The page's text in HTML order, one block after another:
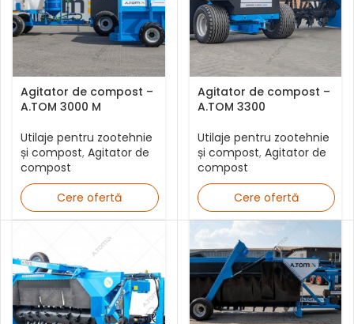
Agitator de compost –
A.TOM 3000 M
Utilaje pentru zootehnie
și compost, Agitator de
compost
Cere ofertă
Agitator de compost –
A.TOM 3300
Utilaje pentru zootehnie
și compost, Agitator de
compost
Cere ofertă